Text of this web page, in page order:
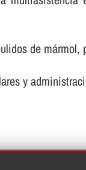
de
y